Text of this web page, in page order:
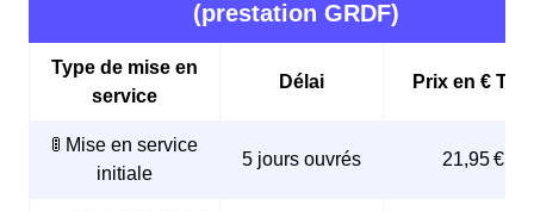
souscrire une offre de gaz avec Engie ou tout autre
fournisseur.
Enfin, la dernière étape pour les Forfelaises et les
Contacter
le gaz soit disponible dès le premier jour.
(prestation GRDF)
Type de mise en
service
Délai Prix en € TTC
🚦 Mise en service
initiale
5 jours ouvrés 21,95 €